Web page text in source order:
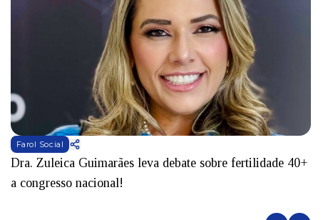
Farol Social
Dra. Zuleica Guimarães leva debate sobre fertilidade 40+
a congresso nacional!